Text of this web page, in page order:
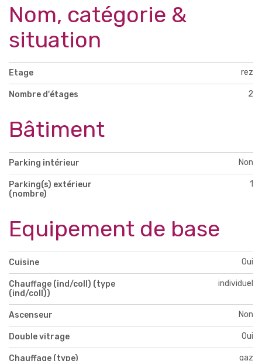
Nom, catégorie &
situation
Etage rez
Nombre d'étages 2
Bâtiment
Parking intérieur Non
Parking(s) extérieur
(nombre)
1
Equipement de base
Cuisine Oui
Chauffage (ind/coll) (type
(ind/coll))
individuel
Ascenseur Non
Double vitrage Oui
Chauffage (type) gaz